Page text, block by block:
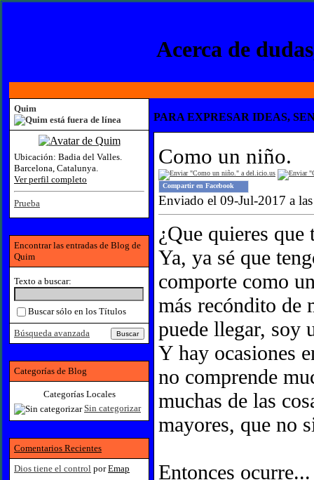
Acerca de
PARA EXPRESAR IDEAS,
Como un niño.
Compartir en Facebook
Enviado el 09-Jul-2017 a
¿Que quieres que
Ya, ya sé que
comporte como
más recóndito de
puede llegar, soy
Y hay ocasiones
no comprende
muchas de las
mayores, que no
Entonces ocurre...
Quim
Ubicación: Badia del Valles.
Barcelona, Catalunya.
Ver perfil completo
Prueba
Encontrar las entradas de Blog de
Quim
Texto a buscar:
Buscar sólo en los Títulos
Búsqueda avanzada
Categorías de Blog
Categorías Locales
Sin categorizar
Comentarios Recientes
Dios tiene el control porEmap